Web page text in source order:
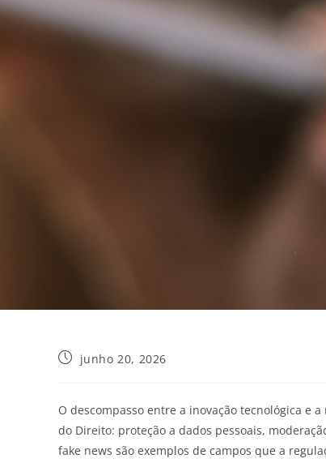
junho 20, 2026
O descompasso entre a inovação tecnológica e
do Direito: proteção a dados pessoais,
fake news são exemplos de campos que a